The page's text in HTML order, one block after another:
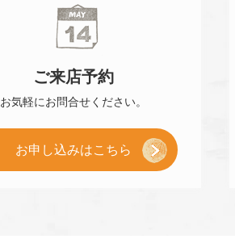
ご来店予約
お気軽にお問合せください。
お申し込みはこちら